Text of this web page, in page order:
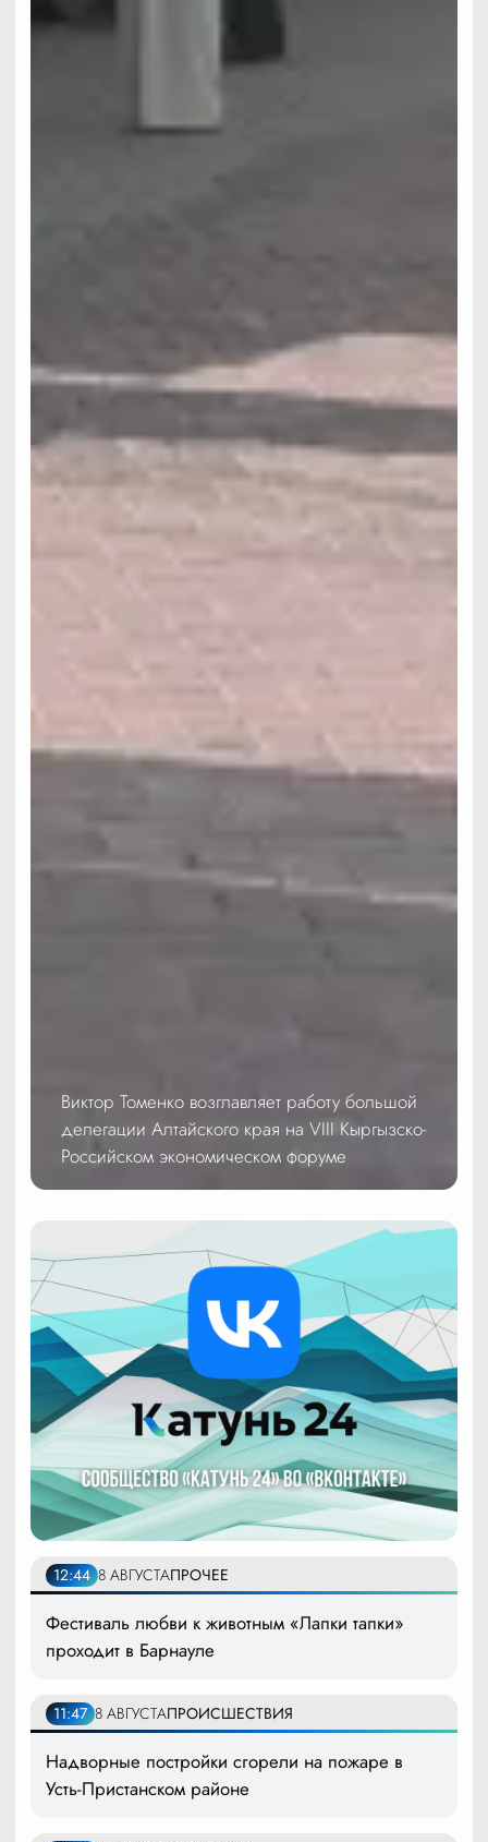
Виктор Томенко возглавляет работу большой
делегации Алтайского края на VIII Кыргызско-
Российском экономическом форуме
12:44 8 АВГУСТАПРОЧЕЕ
Фестиваль любви к животным «Лапки тапки»
проходит в Барнауле
11:47 8 АВГУСТАПРОИСШЕСТВИЯ
Надворные постройки сгорели на пожаре в
Усть-Пристанском районе